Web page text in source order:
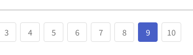
3 4 5 6 7 8 9 10